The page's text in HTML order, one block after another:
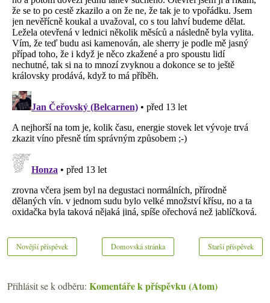
Novější příspěvek Starší příspěvek
Domovská stránka
Přihlásit se k odběru: Komentáře k příspěvku (Atom)